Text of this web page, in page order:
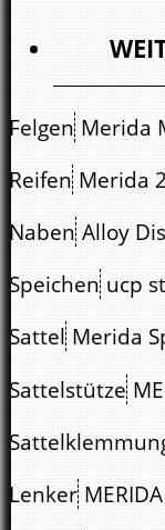
Felgen Merida
Reifen Merida
Naben Alloy
Speichen ucp
Sattel Merida
Sattelstütze
Lenker